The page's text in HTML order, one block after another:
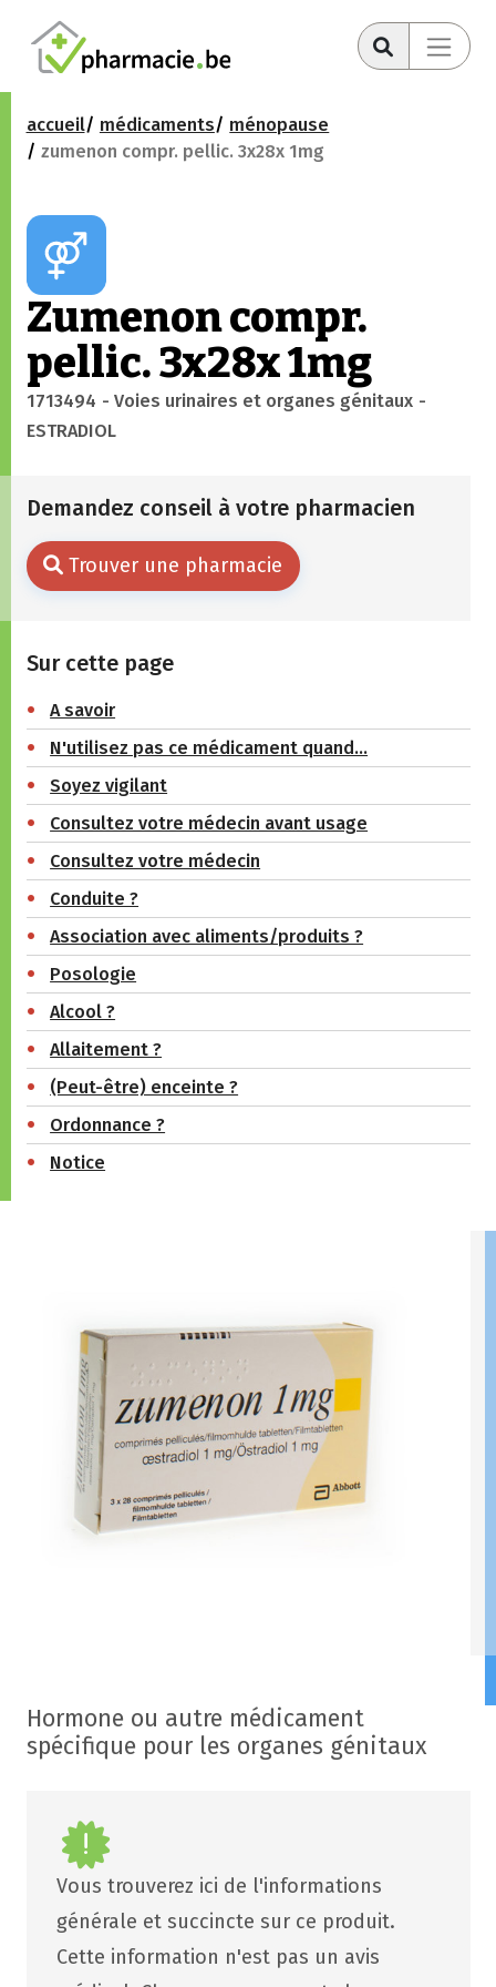
accueil médicaments
ménopause
zumenon compr. pellic. 3x28x 1mg
Zumenon compr.
pellic. 3x28x 1mg
1713494 - Voies urinaires et organes génitaux -
ESTRADIOL
Demandez conseil à votre pharmacien
Trouver une pharmacie
Sur cette page
A savoir
N'utilisez pas ce médicament quand…
Soyez vigilant
Consultez votre médecin avant usage
Consultez votre médecin
Conduite ?
Association avec aliments/produits ?
Posologie
Alcool ?
Allaitement ?
(Peut-être) enceinte ?
Ordonnance ?
Notice
Hormone ou autre médicament
spécifique pour les organes génitaux
Vous trouverez ici de l'informations
générale et succincte sur ce produit.
Cette information n'est pas un avis